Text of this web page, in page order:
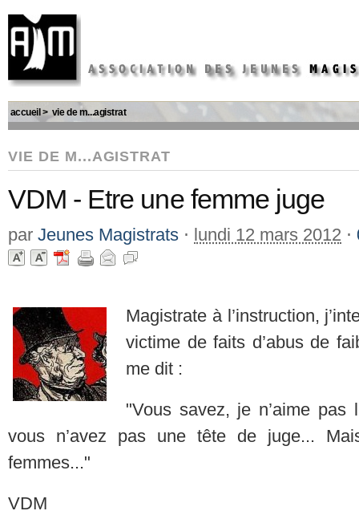
accueil > vie de m...agistrat
VIE DE M...AGISTRAT
VDM - Etre une femme juge
par Jeunes Magistrats ⋅ lundi 12 mars 2012 ⋅
Magistrate à l’instruction,
victime de faits d’abus de
me dit :
"Vous savez, je n’aime
vous n’avez pas une tête de juge...
femmes..."
VDM